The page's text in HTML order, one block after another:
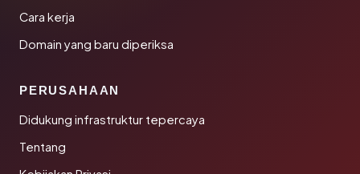
Cara kerja
Domain yang baru diperiksa
PERUSAHAAN
Didukung infrastruktur tepercaya
Tentang